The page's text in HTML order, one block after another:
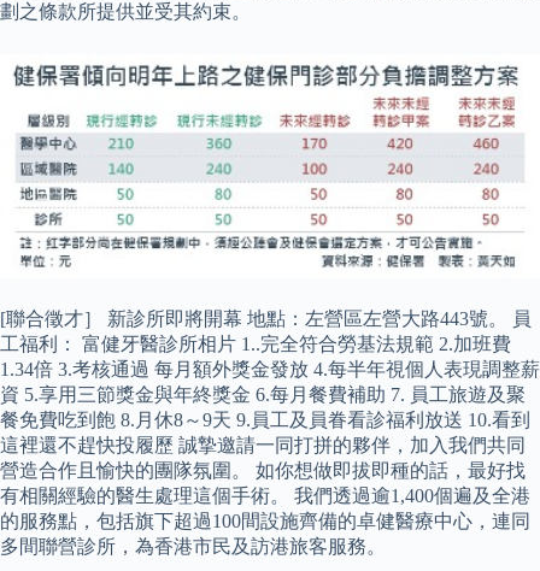
劃之條款所提供並受其約束。
[聯合徵才］ 新診所即將開幕 地點：左營區左營大路443號。 員
工福利： 富健牙醫診所相片 1..完全符合勞基法規範 2.加班費
1.34倍 3.考核通過 每月額外獎金發放 4.每半年視個人表現調整薪
資 5.享用三節獎金與年終獎金 6.每月餐費補助 7. 員工旅遊及聚
餐免費吃到飽 8.月休8～9天 9.員工及員眷看診福利放送 10.看到
這裡還不趕快投履歷 誠摯邀請一同打拼的夥伴，加入我們共同
營造合作且愉快的團隊氛圍。 如你想做即拔即種的話，最好找
有相關經驗的醫生處理這個手術。 我們透過逾1,400個遍及全港
的服務點，包括旗下超過100間設施齊備的卓健醫療中心，連同
多間聯營診所，為香港市民及訪港旅客服務。